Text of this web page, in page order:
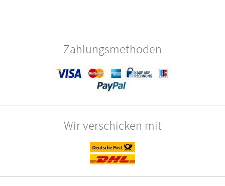
Zahlungsmethoden
Wir verschicken mit